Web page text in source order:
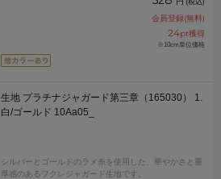
会員登録(無料)
24pt獲得
※10cm単位価格
生地 プラチナジャガード第三章（165030） 1.
白/ゴールド 10Aa05_
シルバーとゴールドのラメ糸を使用した、華やかさと重
厚感のあるフクレジャガード生地です。